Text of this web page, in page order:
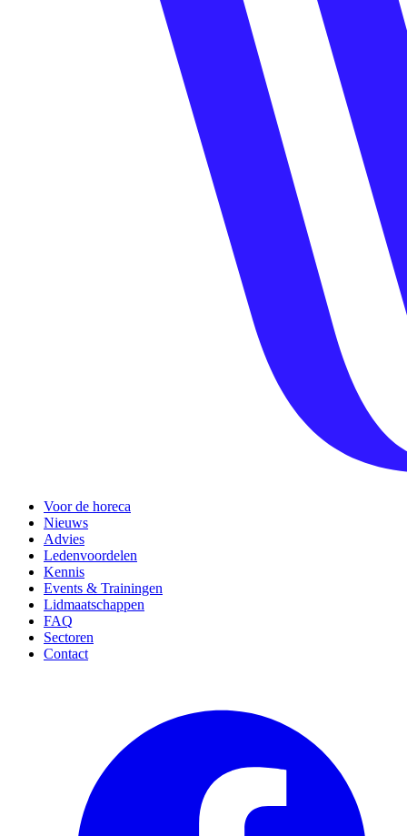
Voor de horeca
Nieuws
Advies
Ledenvoordelen
Kennis
Events & Trainingen
Lidmaatschappen
FAQ
Sectoren
Contact